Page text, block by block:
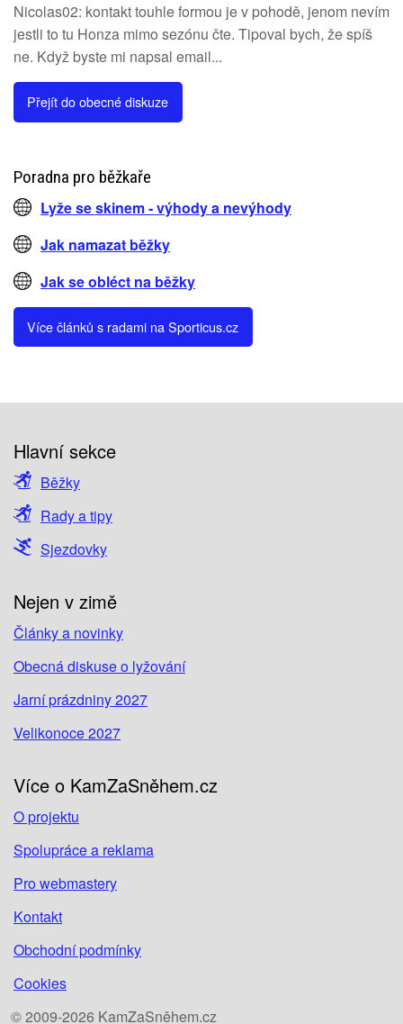
Nicolas02: kontakt touhle formou je v pohodě, jenom nevím
jestli to tu Honza mimo sezónu čte. Tipoval bych, že spíš
ne. Když byste mi napsal email...
Přejít do obecné diskuze
Poradna pro běžkaře
Lyže se skinem - výhody a nevýhody
Jak namazat běžky
Jak se obléct na běžky
Více článků s radami na Sporticus.cz
Hlavní sekce
Běžky
Rady a tipy
Sjezdovky
Nejen v zimě
Články a novinky
Obecná diskuse o lyžování
Jarní prázdniny 2027
Velikonoce 2027
Více o KamZaSněhem.cz
O projektu
Spolupráce a reklama
Pro webmastery
Kontakt
Obchodní podmínky
Cookies
© 2009-2026 KamZaSněhem.cz